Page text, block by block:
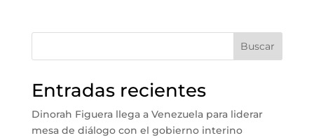
Buscar
Entradas recientes
Dinorah Figuera llega a Venezuela para liderar
mesa de diálogo con el gobierno interino